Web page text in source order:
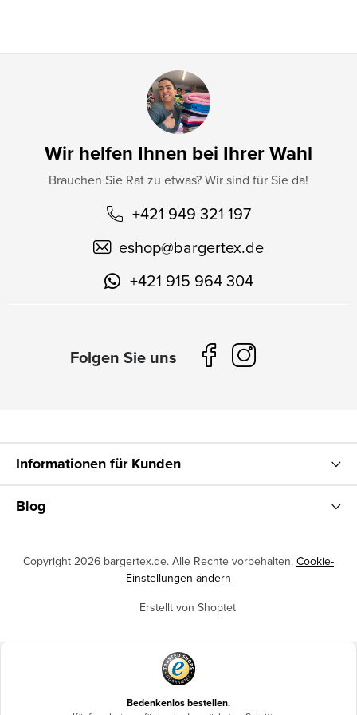
Wir helfen Ihnen bei Ihrer Wahl
Brauchen Sie Rat zu etwas? Wir sind für Sie da!
+421 949 321 197
eshop@bargertex.de
+421 915 964 304
Informationen für Kunden
Blog
Erstellt von Shoptet
Copyright 2026 bargertex.de. Alle Rechte vorbehalten. Cookie-
Einstellungen ändern